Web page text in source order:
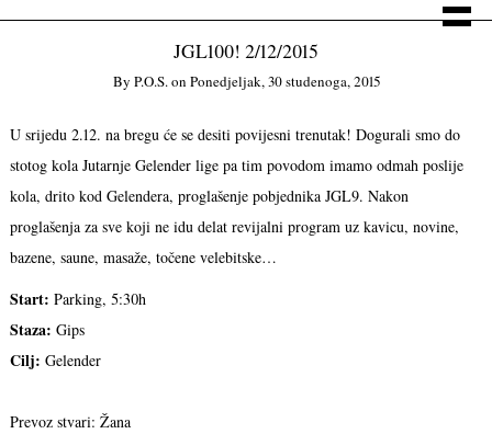
JGL100! 2/12/2015
By P.o.s.on Ponedjeljak, 30 studenoga, 2015
U srijedu 2.12. na bregu će se desiti povijesni trenutak! Dogurali smo do
stotog kola Jutarnje Gelender lige pa tim povodom imamo odmah poslije
kola, drito kod Gelendera, proglašenje pobjednika JGL9. Nakon
proglašenja za sve koji ne idu delat revijalni program uz kavicu, novine,
bazene, saune, masaže, točene velebitske…
Start: Parking, 5:30h
Staza: Gips
Cilj: Gelender
Prevoz stvari: Žana